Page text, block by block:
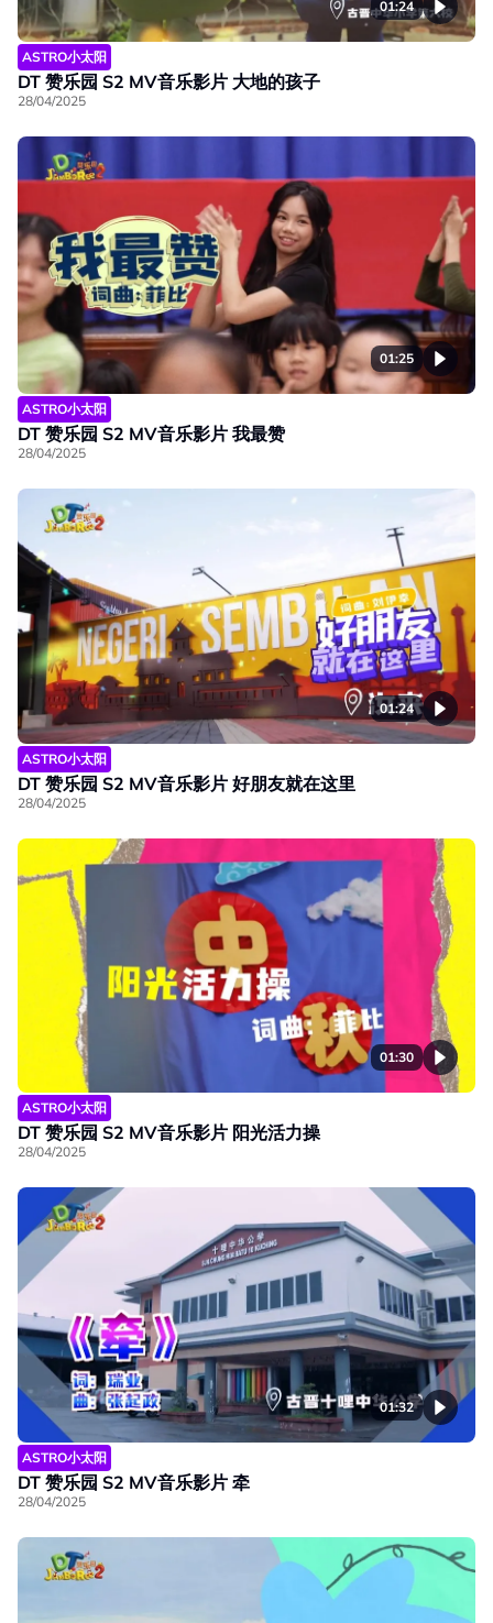
01:24
ASTRO小太阳
DT 赞乐园 S2 MV音乐影片 大地的孩子
28/04/2025
01:25
ASTRO小太阳
DT 赞乐园 S2 MV音乐影片 我最赞
28/04/2025
01:24
ASTRO小太阳
DT 赞乐园 S2 MV音乐影片 好朋友就在这里
28/04/2025
01:30
ASTRO小太阳
DT 赞乐园 S2 MV音乐影片 阳光活力操
28/04/2025
01:32
ASTRO小太阳
DT 赞乐园 S2 MV音乐影片 牵
28/04/2025